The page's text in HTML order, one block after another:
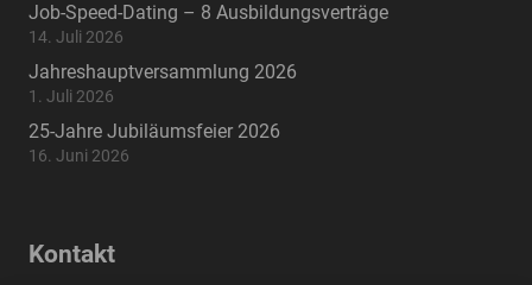
Job-Speed-Dating – 8 Ausbildungsverträge
14. Juli 2026
Jahreshauptversammlung 2026
1. Juli 2026
25-Jahre Jubiläumsfeier 2026
16. Juni 2026
Kontakt